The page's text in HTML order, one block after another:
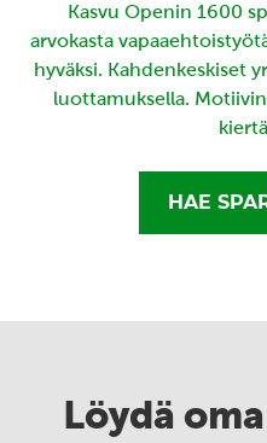
Kasvu Openin 1600
arvokasta
hyväksi. Kahdenkeskiset
luottamuksella.
HAE
Löydä